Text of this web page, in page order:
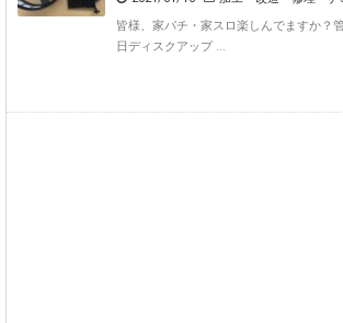
皆様、家パチ・家スロ楽しんでますか？
日ディスクアップ ...